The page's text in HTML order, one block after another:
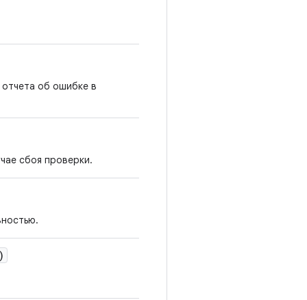
об ошибке в
сбоя проверки.